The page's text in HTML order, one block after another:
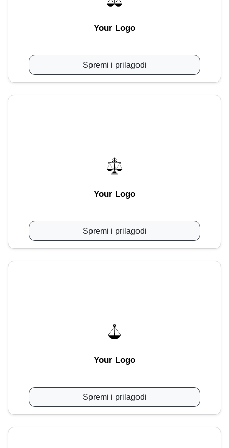
Your Logo
Spremi i prilagodi
Your Logo
Spremi i prilagodi
Your Logo
Spremi i prilagodi